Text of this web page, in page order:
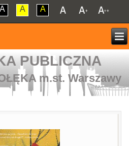
A A A
PUBLICZNA
m.st. Warszawy